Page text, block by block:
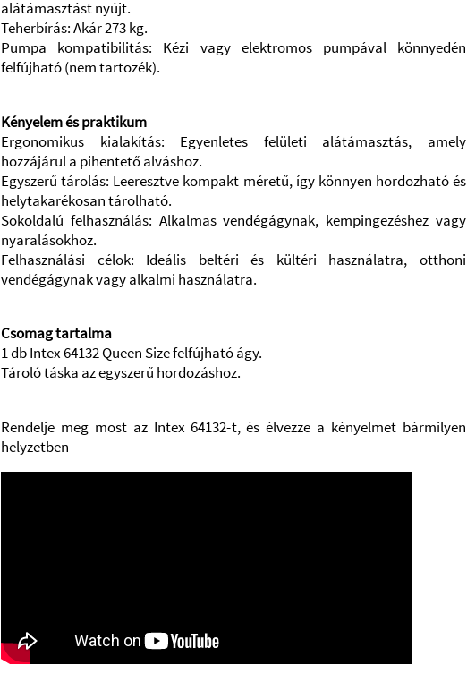
alátámasztást nyújt.
Teherbírás: Akár 273 kg.
Pumpa kompatibilitás: Kézi vagy elektromos pumpával könnyedén
felfújható (nem tartozék).
Kényelem és praktikum
Ergonomikus kialakítás: Egyenletes felületi alátámasztás, amely
hozzájárul a pihentető alváshoz.
Egyszerű tárolás: Leeresztve kompakt méretű, így könnyen hordozható és
helytakarékosan tárolható.
Sokoldalú felhasználás: Alkalmas vendégágynak, kempingezéshez vagy
nyaralásokhoz.
Felhasználási célok: Ideális beltéri és kültéri használatra, otthoni
vendégágynak vagy alkalmi használatra.
Csomag tartalma
1 db Intex 64132 Queen Size felfújható ágy.
Tároló táska az egyszerű hordozáshoz.
Rendelje meg most az Intex 64132-t, és élvezze a kényelmet bármilyen
helyzetben